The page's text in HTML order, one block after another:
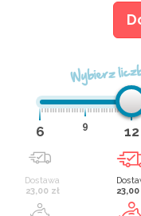
Wybierz
6 9 12
Dostawa
23,00 zł
23,00